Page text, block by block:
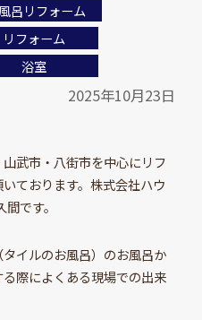
呂リフォーム
リフォーム
浴室
2025年10月23日
武市・八街市を中心にリフ
ております。株式会社ハウ
です。
イルのお風呂）のお風呂か
際によくある現場での出来